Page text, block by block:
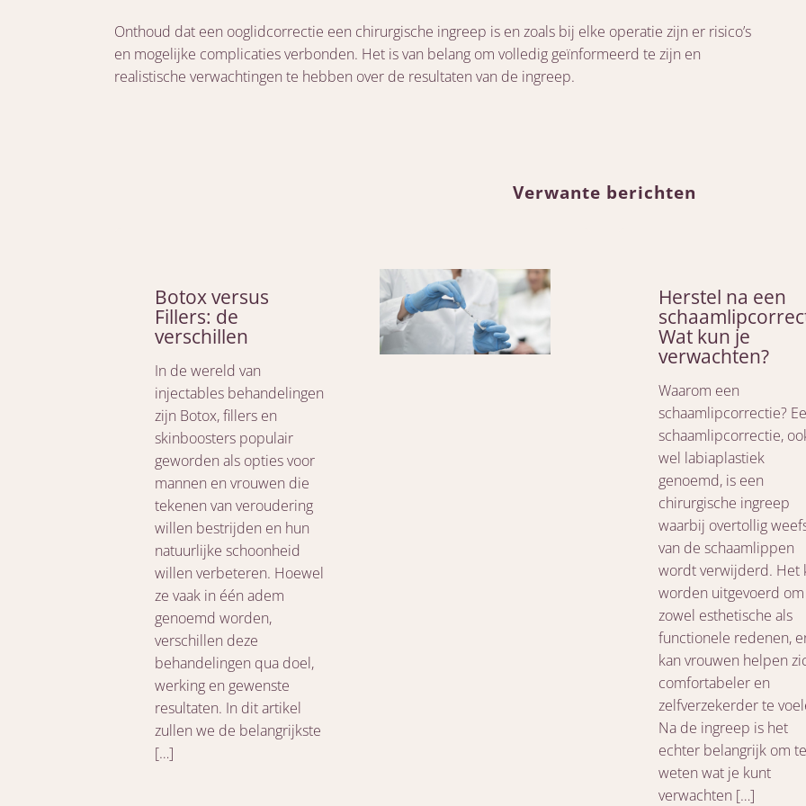
Onthoud dat een ooglidcorrectie een chirurgische ingreep is en zoals bij elke operatie zijn er risico’s
en mogelijke complicaties verbonden. Het is van belang om volledig geïnformeerd te zijn en
realistische verwachtingen te hebben over de resultaten van de ingreep.
Verwante berichten
Botox versus
Fillers: de
verschillen
In de wereld van
injectables behandelingen
zijn Botox, fillers en
skinboosters populair
geworden als opties voor
mannen en vrouwen die
tekenen van veroudering
willen bestrijden en hun
natuurlijke schoonheid
willen verbeteren. Hoewel
ze vaak in één adem
genoemd worden,
verschillen deze
behandelingen qua doel,
werking en gewenste
resultaten. In dit artikel
zullen we de belangrijkste
[…]
Herstel na een
Wat kun je
verwachten?
Waarom een
schaamlipcorrectie?
schaamlipcorrectie,
wel labiaplastiek
genoemd, is een
chirurgische ingreep
waarbij overtollig
van de schaamlippen
wordt verwijderd. Het
worden uitgevoerd om
zowel esthetische als
functionele redenen,
kan vrouwen helpen
comfortabeler en
zelfverzekerder te
Na de ingreep is het
echter belangrijk om te
weten wat je kunt
verwachten […]